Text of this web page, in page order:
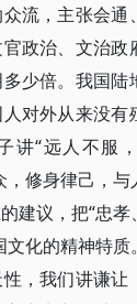
流，主张会通
政治、文治政
少倍。我国陆
对外从来没有
讲“远人不服
，修身律己，
建议，把“忠孝
文化的精神特
，我们讲谦让